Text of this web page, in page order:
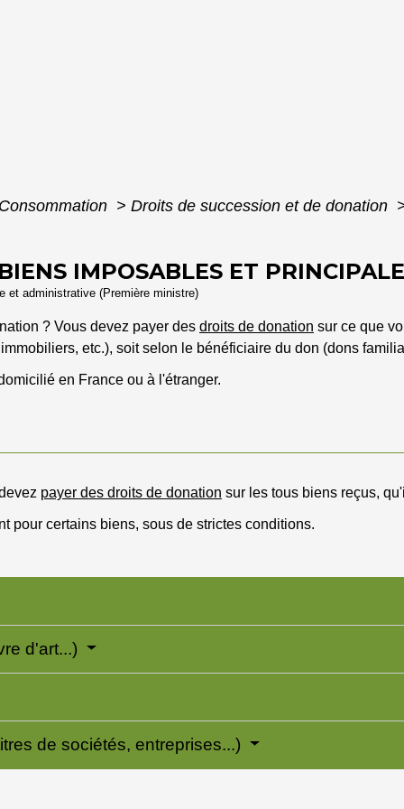
> Droits de succession et de donation
IMPOSABLES ET
et administrative (Première ministre)
? Vous devez payer des droits de donation sur ce que
etc.), soit selon le bénéficiaire du don (dons
en France ou à l'étranger.
payer des droits de donation sur les tous biens reçus,
pour certains biens, sous de strictes conditions.
d'art...)
de sociétés, entreprises...)